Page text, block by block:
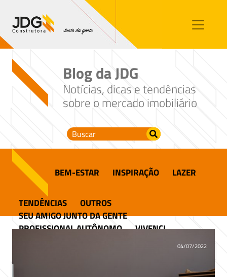
Contato
Sobre nós
Blog
Blog da JDG
Notícias, dicas e tendências
sobre o mercado imobiliário
BEM-ESTAR INSPIRAÇÃO LAZER
TENDÊNCIAS
OUTROS
SEU AMIGO JUNTO DA GENTE
PROFISSIONAL AUTÔNOMO
VIVENCI
04/07/2022